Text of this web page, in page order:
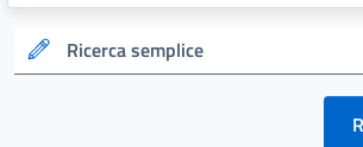
Ricerca semplice